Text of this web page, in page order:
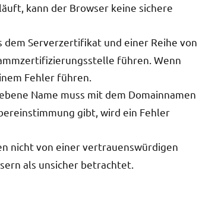
kann der Browser keine sichere
Serverzertifikat und einer Reihe von
führen. Wenn
Fehler führen.
Name muss mit dem Domainnamen
gibt, wird ein Fehler
nicht von einer vertrauenswürdigen
als unsicher betrachtet.